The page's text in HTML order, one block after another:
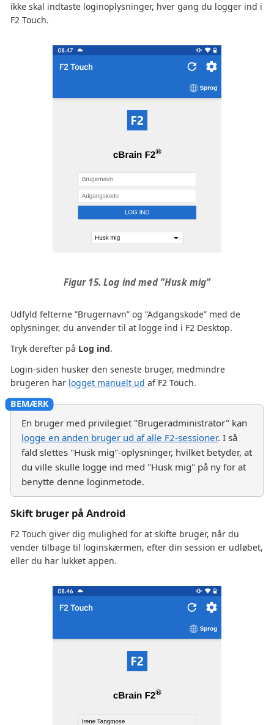
ikke skal indtaste loginoplysninger, hver gang du logger ind i
F2 Touch.
Figur 15. Log ind med ”Husk mig”
Udfyld felterne ”Brugernavn” og ”Adgangskode” med de
oplysninger, du anvender til at logge ind i F2 Desktop.
Tryk derefter på Log ind.
Login-siden husker den seneste bruger, medmindre
brugeren har logget manuelt ud af F2 Touch.
En bruger med privilegiet "Brugeradministrator" kan
logge en anden bruger ud af alle F2-sessioner. I så
fald slettes "Husk mig"-oplysninger, hvilket betyder, at
du ville skulle logge ind med "Husk mig" på ny for at
benytte denne loginmetode.
Skift bruger på Android
F2 Touch giver dig mulighed for at skifte bruger, når du
vender tilbage til loginskærmen, efter din session er udløbet,
eller du har lukket appen.